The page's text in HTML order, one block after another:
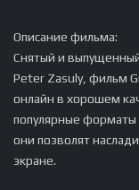
Описание фильма:
Снятый и
Peter Zasuly, фильм
онлайн в хорошем
популярные форматы
они позволят
экране.